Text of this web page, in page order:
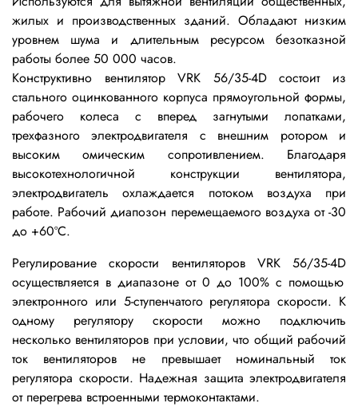
жилых и производственных зданий. Обладают низким
уровнем шума и длительным ресурсом безотказной
работы более 50 000 часов.
Конструктивно вентилятор VRK 56/35-4Dсостоит из
стального оцинкованного корпуса прямоугольной формы,
рабочего колеса с вперед загнутыми лопатками,
трехфазного электродвигателя с внешним ротором и
высоким омическим сопротивлением. Благодаря
высокотехнологичной конструкции вентилятора,
электродвигатель охлаждается потоком воздуха при
работе. Рабочий диапозон перемещаемого воздуха от -30
до +60ºС.
Регулирование скорости вентиляторов VRK56/35-4D
осуществляется в диапазоне от 0 до 100% с помощью
электронного или 5-ступенчатого регулятора скорости. К
одному регулятору скорости можно подключить
несколько вентиляторов при условии, что общий рабочий
ток вентиляторов не превышает номинальный ток
регулятора скорости. Надежная защита электродвигателя
от перегрева встроенными термоконтактами.